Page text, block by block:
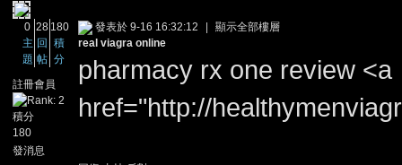
0
主
題
28
回
帖
180
積
分
註冊會員
積分
180
發消息
發表於 9-16 16:32:12
顯示全部樓層
real viagra online
pharmacy rx one review <a
href="http://